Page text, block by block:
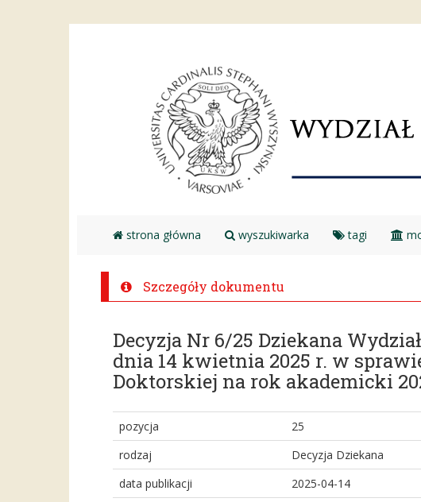
strona główna wyszukiwarka tagi
Szczegóły dokumentu
Decyzja Nr 6/25 Dziekana
dnia 14 kwietnia 2025 r. w
Doktorskiej na rok akademicki
pozycja
25
rodzaj
Decyzja Dziekana
data publikacji
2025-04-14